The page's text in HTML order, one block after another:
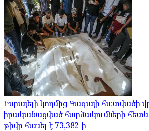
Իսրայելի կողմից Գազայի հատվածի
իրականացված հարձակումների
թիվը հասել է 73,382-ի